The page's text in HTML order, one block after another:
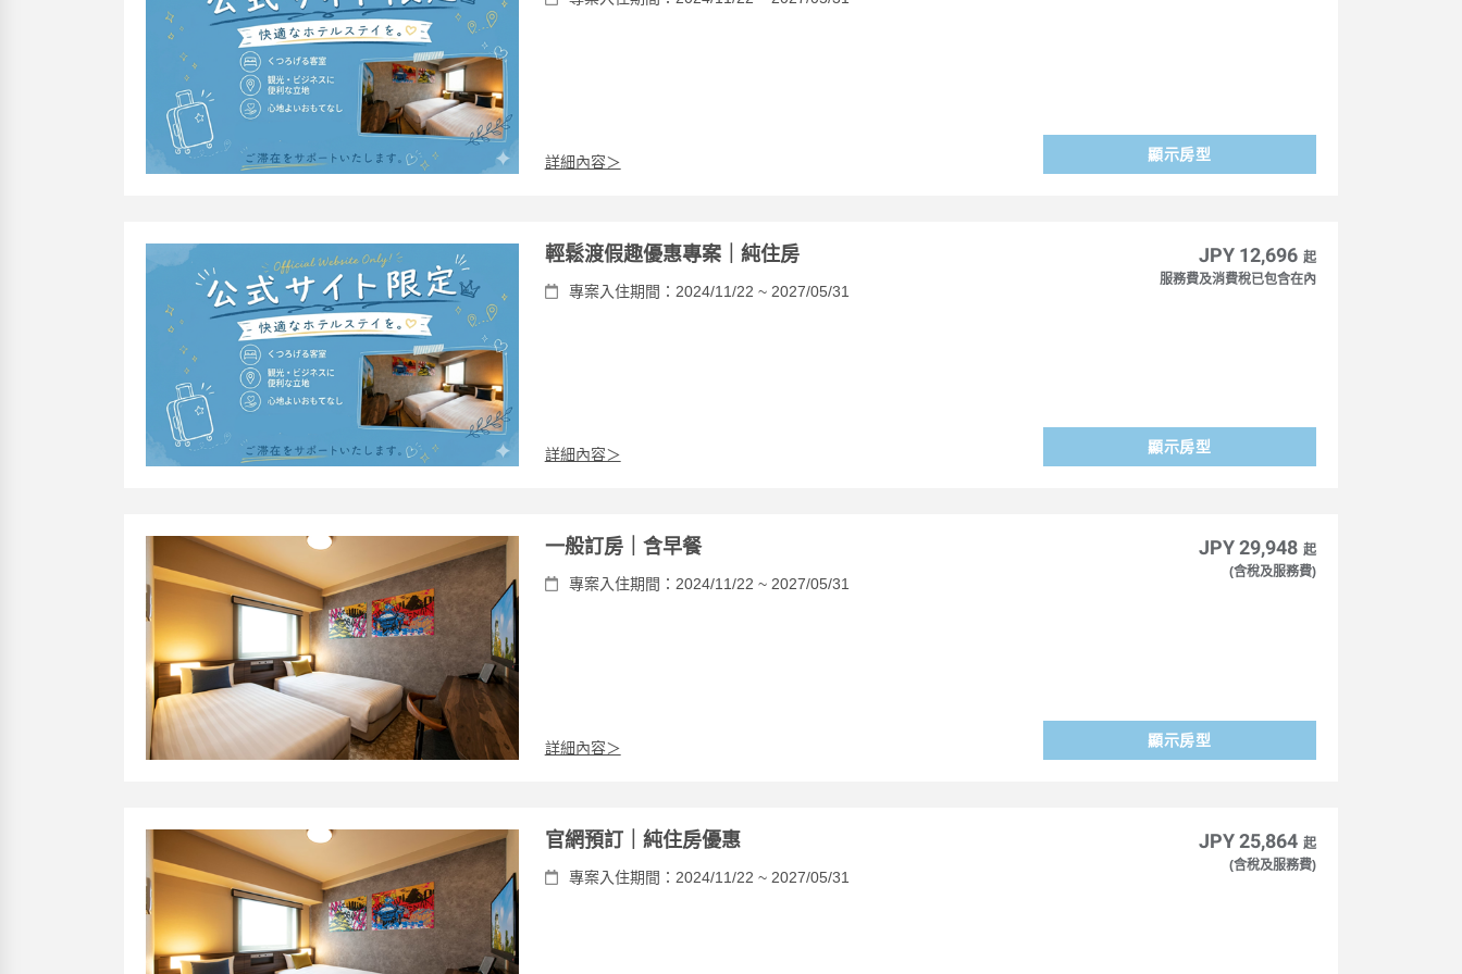
詳細內容＞ 顯示房型
輕鬆渡假趣優惠專案｜純住房
專案入住期間：2024/11/22 ~ 2027/05/31
詳細內容＞
JPY 12,696 起
服務費及消費稅已包含在內
顯示房型
一般訂房｜含早餐
專案入住期間：2024/11/22 ~ 2027/05/31
詳細內容＞
JPY 29,948 起
(含稅及服務費)
顯示房型
官網預訂｜純住房優惠
專案入住期間：2024/11/22 ~ 2027/05/31
JPY 25,864 起
(含稅及服務費)